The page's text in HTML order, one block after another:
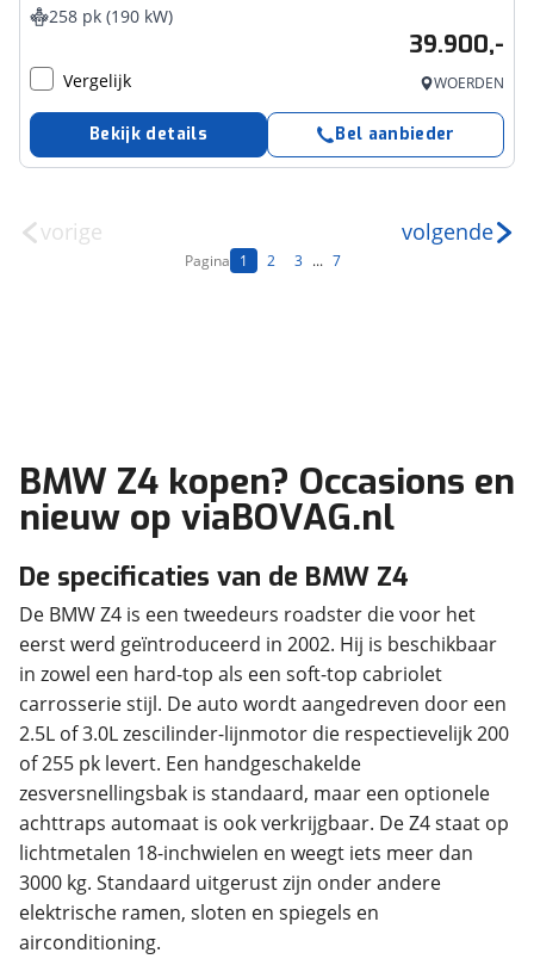
258 pk (190 kW)
39.900,-
Vergelijk WOERDEN
Bekijk details Bel aanbieder
vorige
Pagina 1 2 3 ... 7
volgende
BMW Z4 kopen? Occasions en
nieuw op viaBOVAG.nl
De specificaties van de BMW Z4
De BMW Z4 is een tweedeurs roadster die voor het
eerst werd geïntroduceerd in 2002. Hij is beschikbaar
in zowel een hard-top als een soft-top cabriolet
carrosserie stijl. De auto wordt aangedreven door een
2.5L of 3.0L zescilinder-lijnmotor die respectievelijk 200
of 255 pk levert. Een handgeschakelde
zesversnellingsbak is standaard, maar een optionele
achttraps automaat is ook verkrijgbaar. De Z4 staat op
lichtmetalen 18-inchwielen en weegt iets meer dan
3000 kg. Standaard uitgerust zijn onder andere
elektrische ramen, sloten en spiegels en
airconditioning.